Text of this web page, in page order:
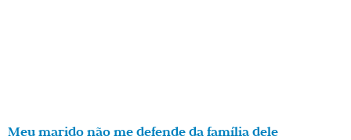
Meu marido não me defende da família dele